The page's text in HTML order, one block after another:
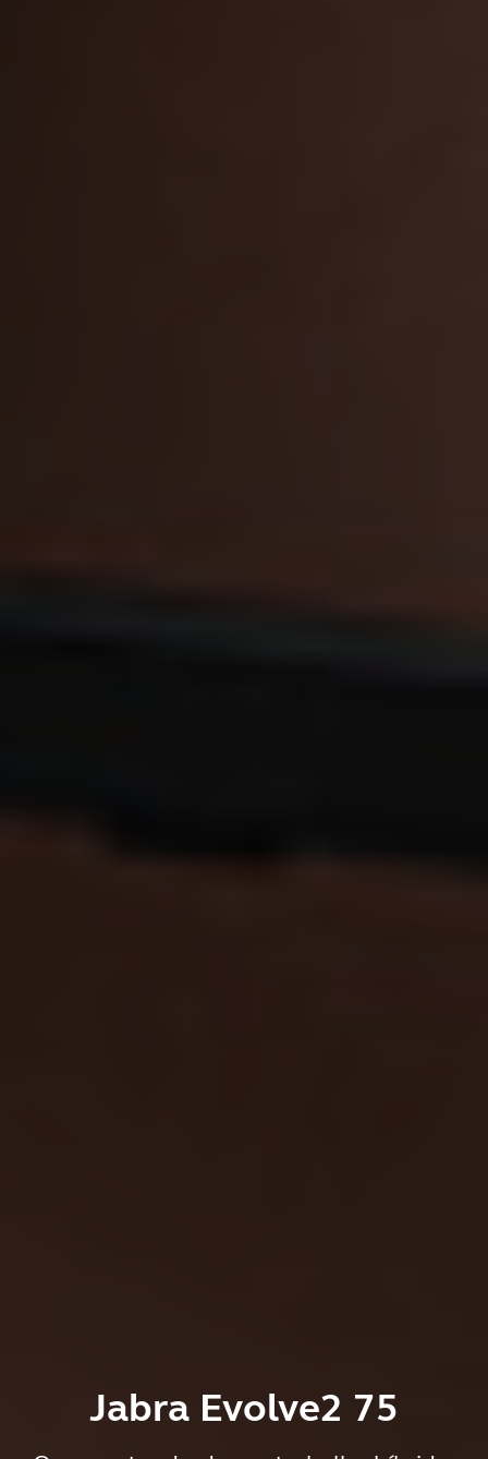
Jabra Evolve2 75